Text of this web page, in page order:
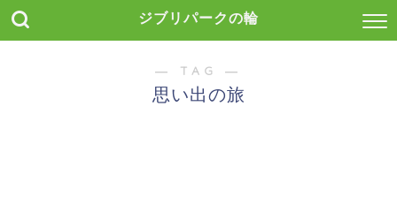
ジブリパークの輪
― TAG ―
思い出の旅